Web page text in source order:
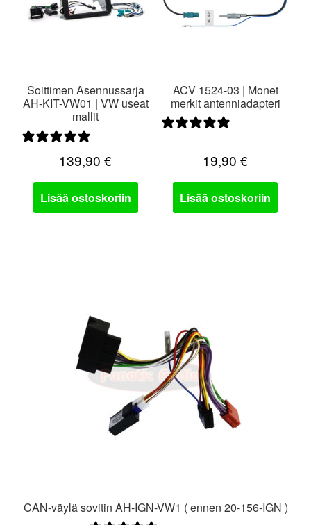
Soittimen Asennussarja
AH-KIT-VW01 | VW useat
mallit
139,90€
Lisää ostoskoriin
ACV 1524-03 | Monet
merkit antenniadapteri
19,90€
Lisää ostoskoriin
CAN-väylä sovitin AH-IGN-VW1 ( ennen 20-156-IGN )